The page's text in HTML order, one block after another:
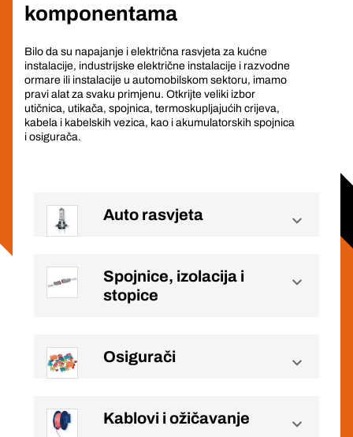
komponentama
Bilo da su napajanje i električna rasvjeta za kućne
instalacije, industrijske električne instalacije i razvodne
ormare ili instalacije u automobilskom sektoru, imamo
pravi alat za svaku primjenu. Otkrijte veliki izbor
utičnica, utikača, spojnica, termoskupljajućih crijeva,
kabela i kabelskih vezica, kao i akumulatorskih spojnica
i osigurača.
Auto rasvjeta
Spojnice, izolacija i
stopice
Osigurači
Kablovi i ožičavanje